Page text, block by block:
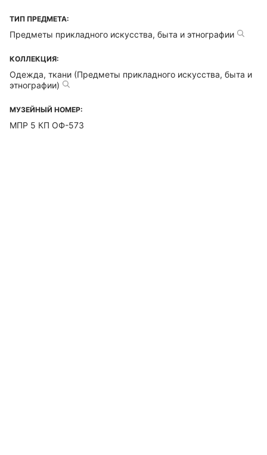
ТИП ПРЕДМЕТА:
Предметы прикладного искусства, быта и этнографии
КОЛЛЕКЦИЯ:
Одежда, ткани (Предметы прикладного искусства, быта и
этнографии)
МУЗЕЙНЫЙ НОМЕР:
МПР 5 КП ОФ-573